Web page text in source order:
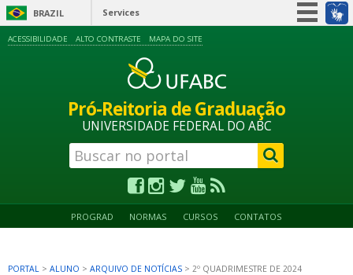
BRAZIL Services
Information access
Legislation
ACESSIBILIDADE ALTO CONTRASTE MAPA DO SITE
Pró-Reitoria de Graduação
UNIVERSIDADE FEDERAL DO ABC
PROGRAD NORMAS CURSOS CONTATOS
PORTAL > ALUNO > ARQUIVO DE NOTÍCIAS > 2º QUADRIMESTRE DE 2024